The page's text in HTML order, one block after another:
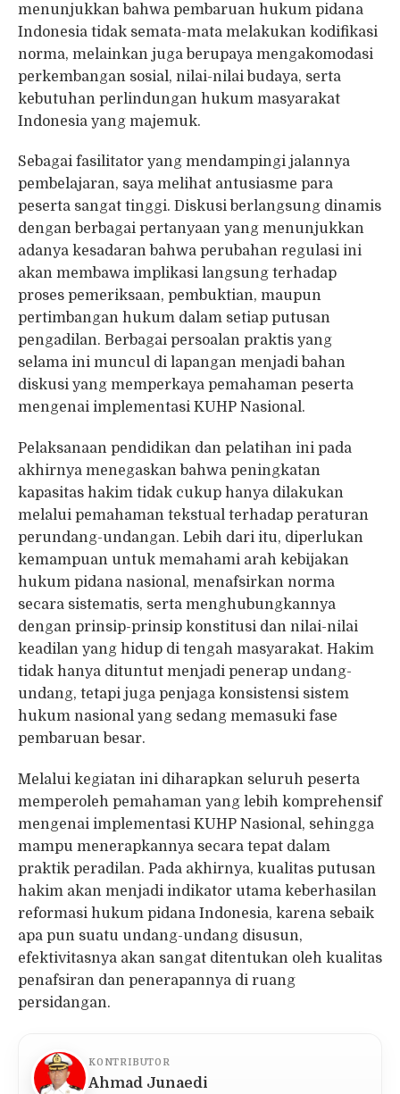
menunjukkan bahwa pembaruan hukum pidana
Indonesia tidak semata-mata melakukan kodifikasi
norma, melainkan juga berupaya mengakomodasi
perkembangan sosial, nilai-nilai budaya, serta
kebutuhan perlindungan hukum masyarakat
Indonesia yang majemuk.
Sebagai fasilitator yang mendampingi jalannya
pembelajaran, saya melihat antusiasme para
peserta sangat tinggi. Diskusi berlangsung dinamis
dengan berbagai pertanyaan yang menunjukkan
adanya kesadaran bahwa perubahan regulasi ini
akan membawa implikasi langsung terhadap
proses pemeriksaan, pembuktian, maupun
pertimbangan hukum dalam setiap putusan
pengadilan. Berbagai persoalan praktis yang
selama ini muncul di lapangan menjadi bahan
diskusi yang memperkaya pemahaman peserta
mengenai implementasi KUHP Nasional.
Pelaksanaan pendidikan dan pelatihan ini pada
akhirnya menegaskan bahwa peningkatan
kapasitas hakim tidak cukup hanya dilakukan
melalui pemahaman tekstual terhadap peraturan
perundang-undangan. Lebih dari itu, diperlukan
kemampuan untuk memahami arah kebijakan
hukum pidana nasional, menafsirkan norma
secara sistematis, serta menghubungkannya
dengan prinsip-prinsip konstitusi dan nilai-nilai
keadilan yang hidup di tengah masyarakat. Hakim
tidak hanya dituntut menjadi penerap undang-
undang, tetapi juga penjaga konsistensi sistem
hukum nasional yang sedang memasuki fase
pembaruan besar.
Melalui kegiatan ini diharapkan seluruh peserta
memperoleh pemahaman yang lebih komprehensif
mengenai implementasi KUHP Nasional, sehingga
mampu menerapkannya secara tepat dalam
praktik peradilan. Pada akhirnya, kualitas putusan
hakim akan menjadi indikator utama keberhasilan
reformasi hukum pidana Indonesia, karena sebaik
apa pun suatu undang-undang disusun,
efektivitasnya akan sangat ditentukan oleh kualitas
penafsiran dan penerapannya di ruang
persidangan.
KONTRIBUTOR
Ahmad Junaedi